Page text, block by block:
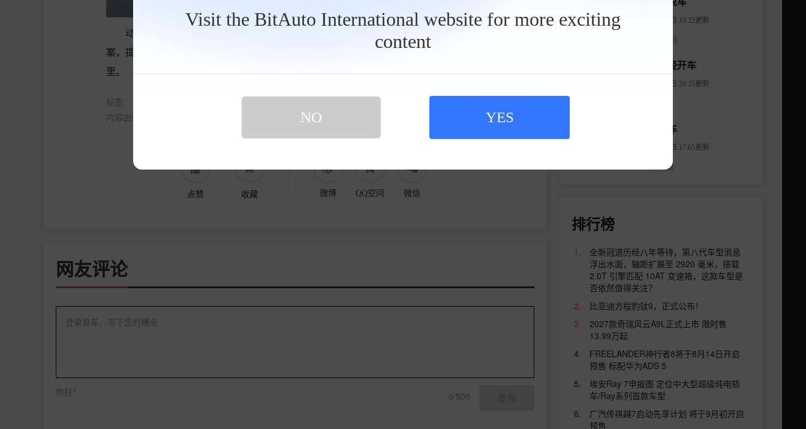
Visit the BitAuto International website for more exciting
content
NO YES
动力相关参数品牌方暂未对外披露。结合行业现有情报推算，车辆配备后置单电机方
案，提供130千瓦、160千瓦两套功率调校版本，依照EPA测试标准，最长续航可达488公
里。
标签:
内容由作者提供，不代表易车立场
点赞 收藏 微博 QQ空间 微信
网友评论
登录易车，写下您的槽点
你好！ 0/500
大斌说车
08月08日 10:22更新
共2966期
不正经开车
08月18日 20:25更新
秒懂车
05月05日 17:05更新
共648期
排行榜
全新冠道历经八年等待，第八代车型消息
浮出水面，轴距扩展至 2920 毫米，搭载
2.0T 引擎匹配 10AT 变速箱，这款车型是
否依然值得关注？
比亚迪方程豹钛9，正式公布！
2027款奇瑞风云A9L正式上市 限时售
13.99万起
FREELANDER神行者8将于8月14日开启
预售 标配华为ADS 5
埃安Ray 7申报图 定位中大型超级纯电轿
车/Ray系列首款车型
广汽传祺越7启动先享计划 将于9月初开启
预售